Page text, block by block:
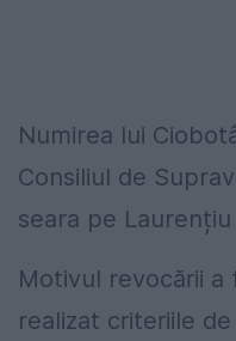
Numirea lui
Consiliul de
seara pe Laurențiu
Motivul revocării a
realizat criteriile